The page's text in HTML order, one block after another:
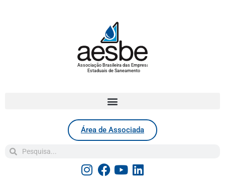
Associação Brasileira das Empresas
Estaduais de Saneamento
Área de Associada